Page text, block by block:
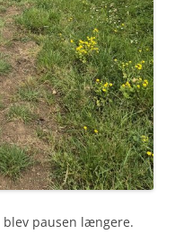
pausen længere.